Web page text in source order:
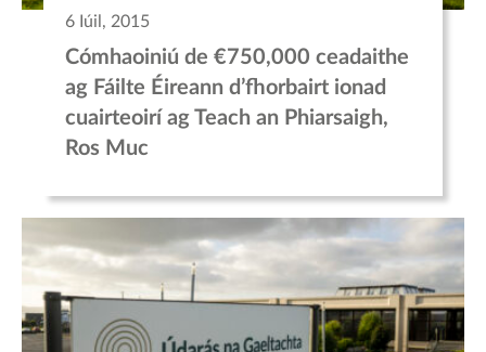
6 Iúil, 2015
Cómhaoiniú de €750,000 ceadaithe
ag Fáilte Éireann d’fhorbairt ionad
cuairteoirí ag Teach an Phiarsaigh,
Ros Muc